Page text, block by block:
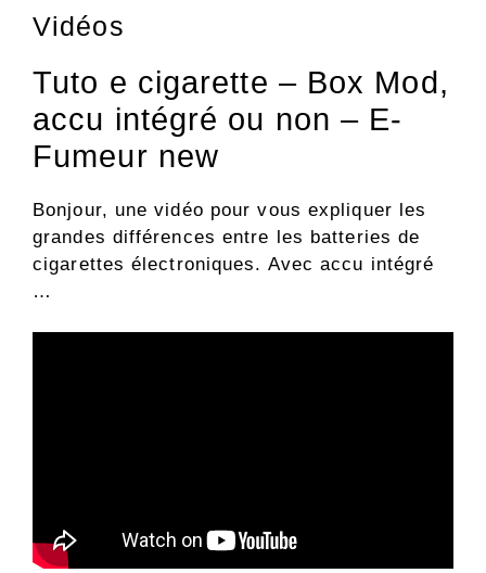
Vidéos
Tuto e cigarette – Box Mod,
accu intégré ou non – E-
Fumeur new
Bonjour, une vidéo pour vous expliquer les
grandes différences entre les batteries de
cigarettes électroniques. Avec accu intégré
…